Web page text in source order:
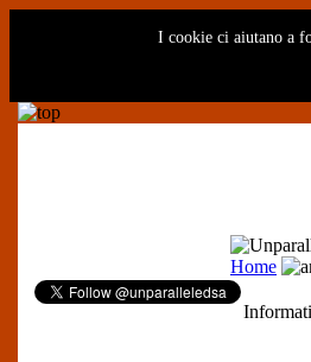
I cookie ci aiutano a
Home